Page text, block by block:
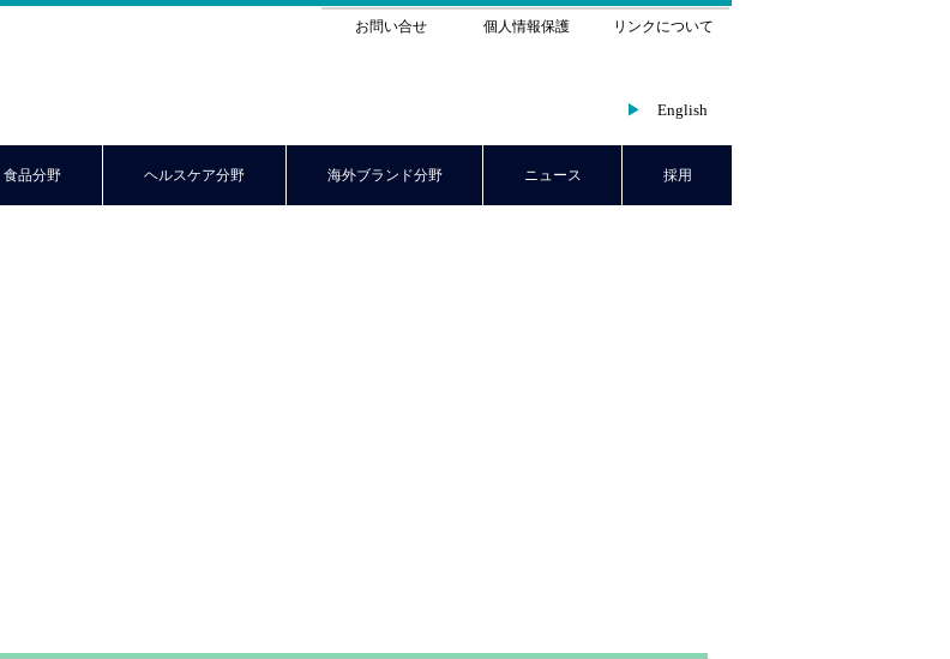
リンクについて
個人情報保護
お問い合せ
▶ English
食品分野 ヘルスケア分野 海外ブランド分野 ニュース 採用